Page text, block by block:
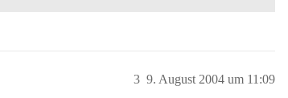
9. August 2004 um 11:09
3